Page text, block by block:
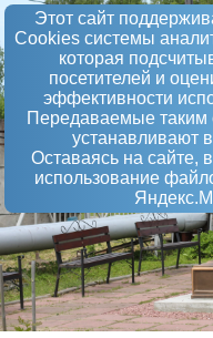
Этот сайт
Сookies системы
которая
посетителей и
эффективности
Передаваемые таким
устанавливают
Оставаясь на сайте,
использование